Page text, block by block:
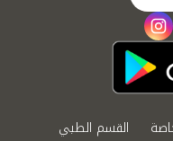
instagram
القسم الطبي